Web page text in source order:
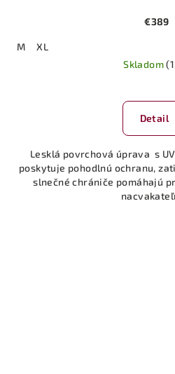
€389
M
XL
Skladom
Detail
Lesklá povrchová úprava s
poskytuje pohodlnú ochranu,
slnečné chrániče pomáhajú